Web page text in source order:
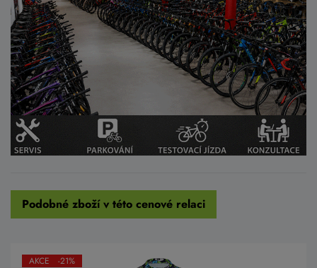
Podobné zboží v této cenové relaci
AKCE -21%